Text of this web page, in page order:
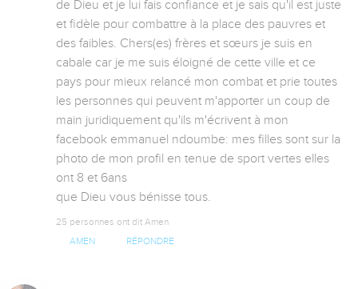
de Dieu et je lui fais confiance et je sais qu'il est juste
et fidèle pour combattre à la place des pauvres et
des faibles. Chers(es) frères et sœurs je suis en
cabale car je me suis éloigné de cette ville et ce
pays pour mieux relancé mon combat et prie toutes
les personnes qui peuvent m'apporter un coup de
main juridiquement qu'ils m'écrivent à mon
facebook emmanuel ndoumbe: mes filles sont sur la
photo de mon profil en tenue de sport vertes elles
ont 8 et 6ans
que Dieu vous bénisse tous.
25 personnes ont dit Amen
AMEN RÉPONDRE